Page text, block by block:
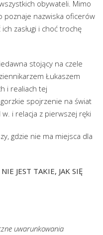
obywateli. Mimo
poznaje nazwiska oficerów
zasługi i choć trochę
stojący na czele
Łukaszem
i realiach tej
spojrzenie na świat
i relacja z pierwszej ręki
gdzie nie ma miejsca dla
JEST TAKIE, JAK SIĘ
uwarunkowania